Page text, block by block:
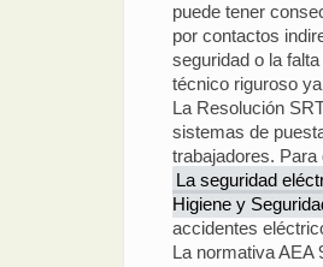
puede tener
por contactos
seguridad o la
técnico riguroso
La Resolución
sistemas de
trabajadores.
La seguridad
Higiene y
accidentes
La normativa AEA